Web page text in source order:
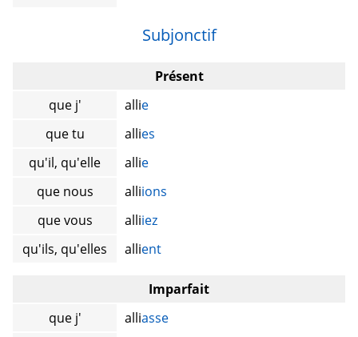
Subjonctif
Présent
que j'
allie
que tu
allies
qu'il, qu'elle
allie
que nous
alliions
que vous
alliiez
qu'ils, qu'elles
allient
Imparfait
que j'
alliasse